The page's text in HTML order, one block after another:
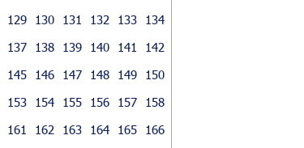
129 130 131 132 133
134
137 138 139 140 141
142
145 146 147 148 149
150
153 154 155 156 157
158
161 162 163 164 165
166